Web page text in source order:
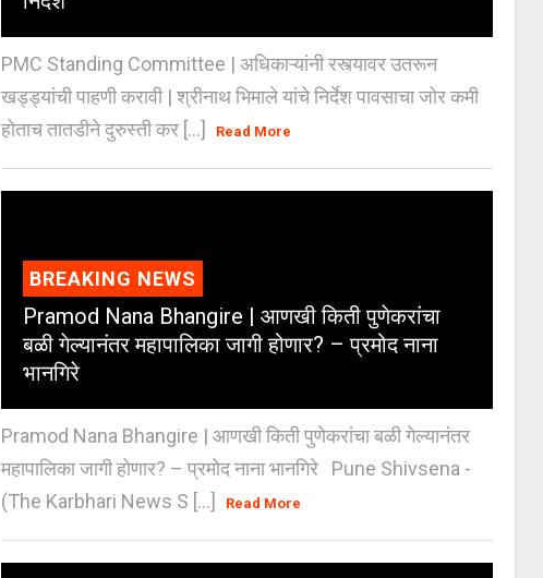
PMC Standing Committee | अधिकाऱ्यांनी रस्त्यावर उतरून
खड्ड्यांची पाहणी करावी | श्रीनाथ भिमाले यांचे निर्देश पावसाचा जोर कमी
होताच तातडीने दुरुस्ती कर [...]
Read More
BREAKING NEWS
Pramod Nana Bhangire | आणखी किती पुणेकरांचा
बळी गेल्यानंतर महापालिका जागी होणार? – प्रमोद नाना
भानगिरे
Pramod Nana Bhangire | आणखी किती पुणेकरांचा बळी गेल्यानंतर
महापालिका जागी होणार? – प्रमोद नाना भानगिरे Pune Shivsena -
(The Karbhari News S [...]
Read More